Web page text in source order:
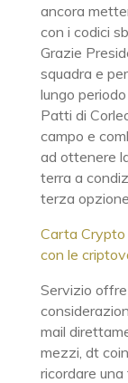
ancora
con i codici
Grazie
squadra e
lungo
Patti di
campo e
ad ottenere
terra a
terza
Carta Crypto
con le
Servizio
mail
mezzi, dt
ricordare